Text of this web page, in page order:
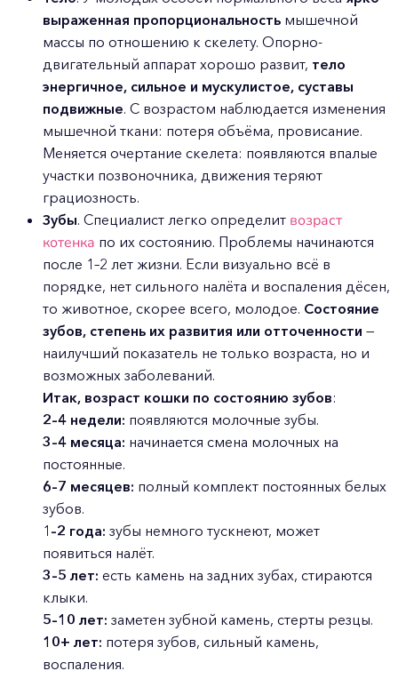
выраженная пропорциональность мышечной
массы по отношению к скелету. Опорно-
двигательный аппарат хорошо развит, тело
энергичное, сильное и мускулистое, суставы
подвижные. С возрастом наблюдается изменения
мышечной ткани: потеря объёма, провисание.
Меняется очертание скелета: появляются впалые
участки позвоночника, движения теряют
грациозность.
Зубы. Специалист легко определит возраст
котенка по их состоянию. Проблемы начинаются
после 1–2 лет жизни. Если визуально всё в
порядке, нет сильного налёта и воспаления дёсен,
то животное, скорее всего, молодое. Состояние
зубов, степень их развития или отточенности —
наилучший показатель не только возраста, но и
возможных заболеваний.
Итак, возраст кошки по состоянию зубов:
2–4 недели: появляются молочные зубы.
3–4 месяца: начинается смена молочных на
постоянные.
6–7 месяцев: полный комплект постоянных белых
зубов.
1 –2 года: зубы немного тускнеют, может
появиться налёт.
3–5 лет: есть камень на задних зубах, стираются
клыки.
5–10 лет: заметен зубной камень, стерты резцы.
10+ лет: потеря зубов, сильный камень,
воспаления.